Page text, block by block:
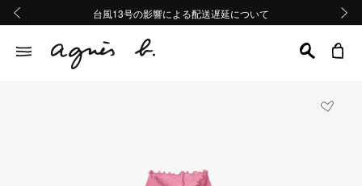
熊本地域地震の影響による配送遅延について
Summer Sale 2buy10%OFF!!
台風13号の影響による配送遅延について
熊本地域地震の影響による配送遅延について
Summer Sale 2buy10%OFF!!